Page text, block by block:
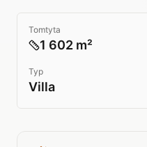
Tomtyta
1 602 m²
Typ
Villa